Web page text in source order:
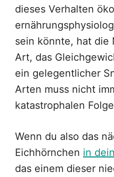
dieses Verhalten
sein könnte, hat die
Art, das
ein gelegentlicher
Arten muss nicht
katastrophalen
Wenn du also das
Eichhörnchen in
das einem dieser